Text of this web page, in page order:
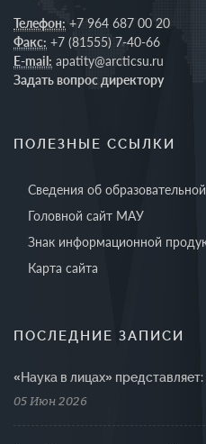
Телефон: +7 964 687 00 20
Факс: +7 (81555) 7-40-66
E-mail: apatity@arcticsu.ru
Задать вопрос директору
ПОЛЕЗНЫЕ ССЫЛКИ
Сведения об
Головной сайт МАУ
Знак информационной
Карта сайта
ПОСЛЕДНИЕ ЗАПИСИ
«Наука в лицах» представляет:
05 Июн 2026